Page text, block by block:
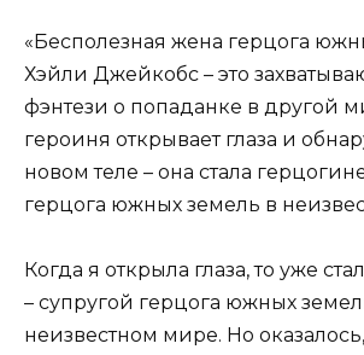
«Бесполезная жена герцога
Хэйли Джейкобс – это
фэнтези о попаданке в другой
героиня открывает глаза и
новом теле – она стала
герцога южных земель в
Когда я открыла глаза, то уже
– супругой герцога южных
неизвестном мире. Но